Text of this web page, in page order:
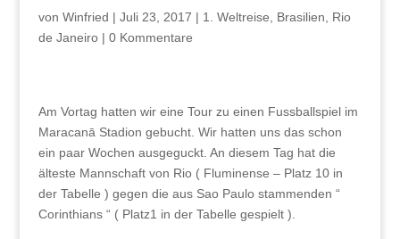
von Winfried | Juli 23, 2017 | 1. Weltreise Brasilien
Rio
de Janeiro| 0 Kommentare
Am Vortag hatten wir eine Tour zu einen Fussballspiel im
Maracanā Stadion gebucht. Wir hatten uns das schon
ein paar Wochen ausgeguckt. An diesem Tag hat die
älteste Mannschaft von Rio ( Fluminense – Platz 10 in
der Tabelle ) gegen die aus Sao Paulo stammenden “
Corinthians “ ( Platz1 in der Tabelle gespielt ).